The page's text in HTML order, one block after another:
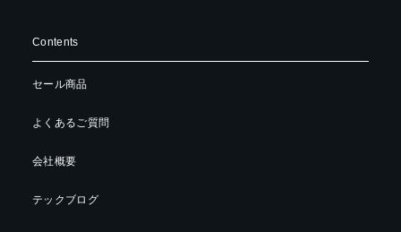
Contents
セール商品
よくあるご質問
会社概要
テックブログ